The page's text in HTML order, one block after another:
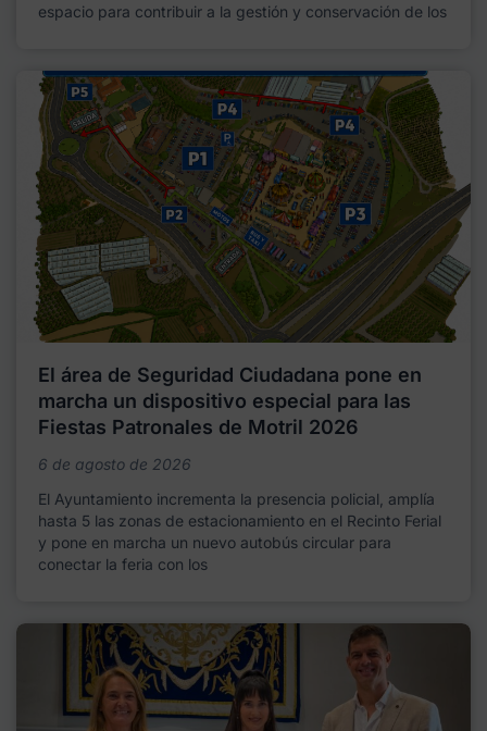
espacio para contribuir a la gestión y conservación de los
El área de Seguridad Ciudadana pone en
marcha un dispositivo especial para las
Fiestas Patronales de Motril 2026
6 de agosto de 2026
El Ayuntamiento incrementa la presencia policial, amplía
hasta 5 las zonas de estacionamiento en el Recinto Ferial
y pone en marcha un nuevo autobús circular para
conectar la feria con los